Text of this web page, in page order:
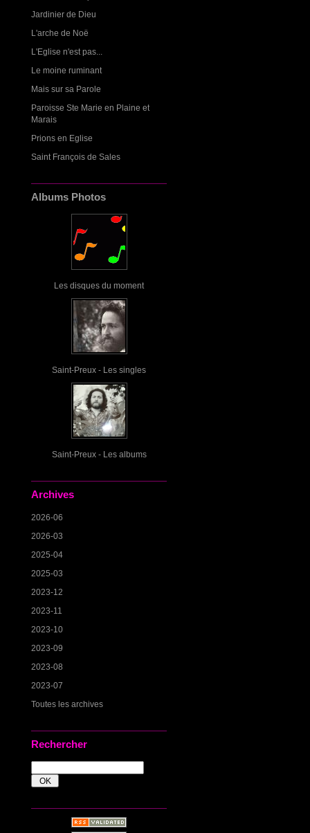
Jardinier de Dieu
L'arche de Noë
L'Eglise n'est pas...
Le moine ruminant
Mais sur sa Parole
Paroisse Ste Marie en Plaine et
Marais
Prions en Eglise
Saint François de Sales
Albums Photos
Les disques du moment
Saint-Preux - Les singles
Saint-Preux - Les albums
Archives
2026-06
2026-03
2025-04
2025-03
2023-12
2023-11
2023-10
2023-09
2023-08
2023-07
Toutes les archives
Rechercher